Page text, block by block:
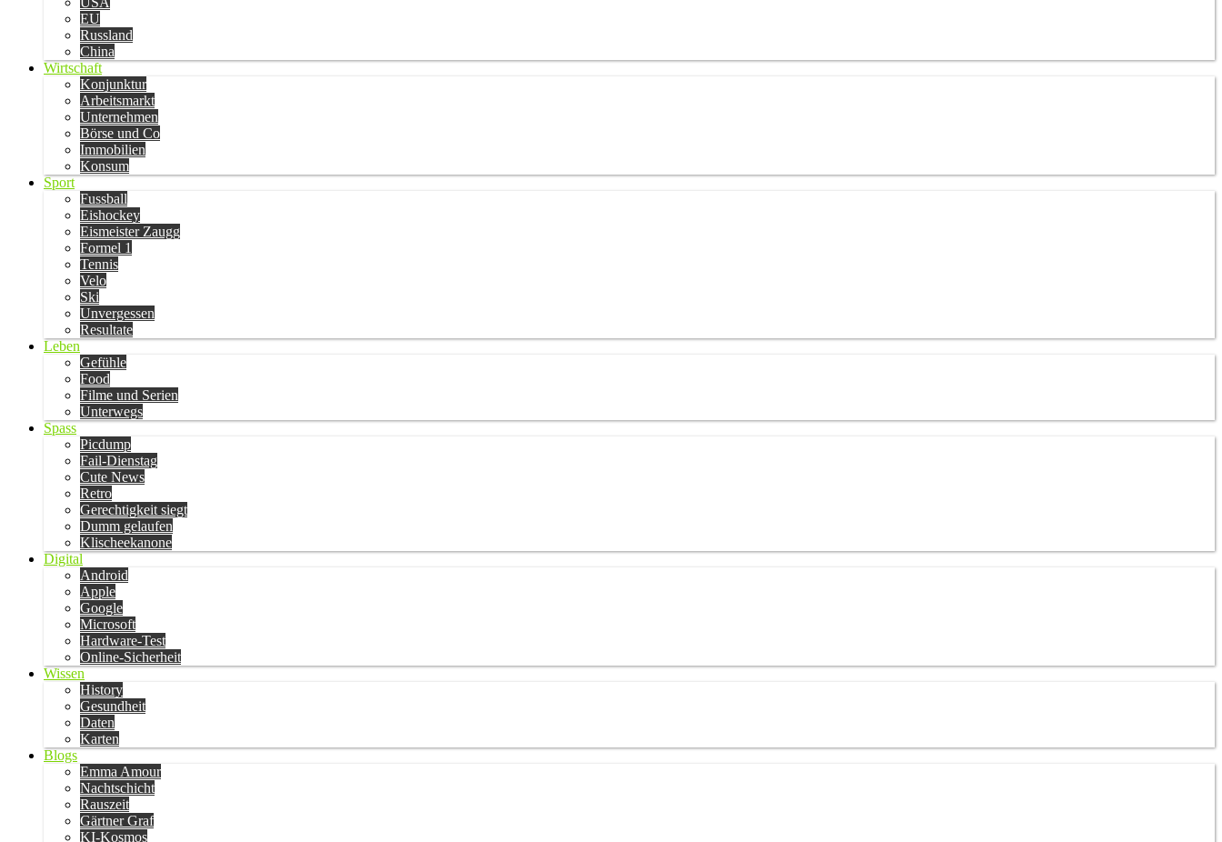
EU
Russland
China
Wirtschaft
Konjunktur
Arbeitsmarkt
Unternehmen
Börse und Co
Immobilien
Konsum
Sport
Fussball
Eishockey
Eismeister Zaugg
Formel 1
Tennis
Velo
Ski
Unvergessen
Resultate
Leben
Gefühle
Food
Filme und Serien
Unterwegs
Spass
Picdump
Fail-Dienstag
Cute News
Retro
Gerechtigkeit siegt
Dumm gelaufen
Klischeekanone
Digital
Android
Apple
Google
Microsoft
Hardware-Test
Online-Sicherheit
Wissen
History
Gesundheit
Daten
Karten
Blogs
Emma Amour
Nachtschicht
Rauszeit
Gärtner Graf
KI-Kosmos